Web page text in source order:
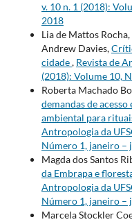
v. 10 n. 1 (2018):
2018
Lia de Mattos
Andrew Davies,
cidade, Revista de
(2018): Volume 10,
Roberta Machado
demandas de acesso
ambiental para
Antropologia da
Número 1, janeiro –
Magda dos Santos
da Embrapa e
Antropologia da
Número 1, janeiro –
Marcela Stockler